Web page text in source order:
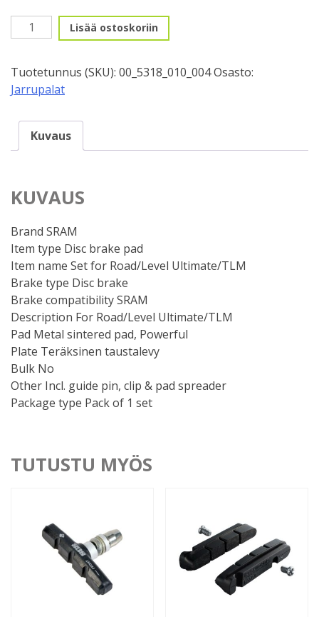
Levypalat
SRAM
Ultimate/TLM,
POWERFUL
Lisää ostoskoriin
Tuotetunnus (SKU): 00_5318_010_004Osasto:
Jarrupalat
Kuvaus
KUVAUS
Brand SRAM
Item type Disc brake pad
Item name Set for Road/Level Ultimate/TLM
Brake type Disc brake
Brake compatibility SRAM
Description For Road/Level Ultimate/TLM
Pad Metal sintered pad, Powerful
Plate Teräksinen taustalevy
Bulk No
Other Incl. guide pin, clip & pad spreader
Package type Pack of 1 set
TUTUSTU MYÖS